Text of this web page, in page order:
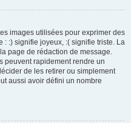
images utilisées pour exprimer des
: :) signifie joyeux, :( signifie triste. La
page de rédaction de message.
peuvent rapidement rendre un
de les retirer ou simplement
aussi avoir défini un nombre